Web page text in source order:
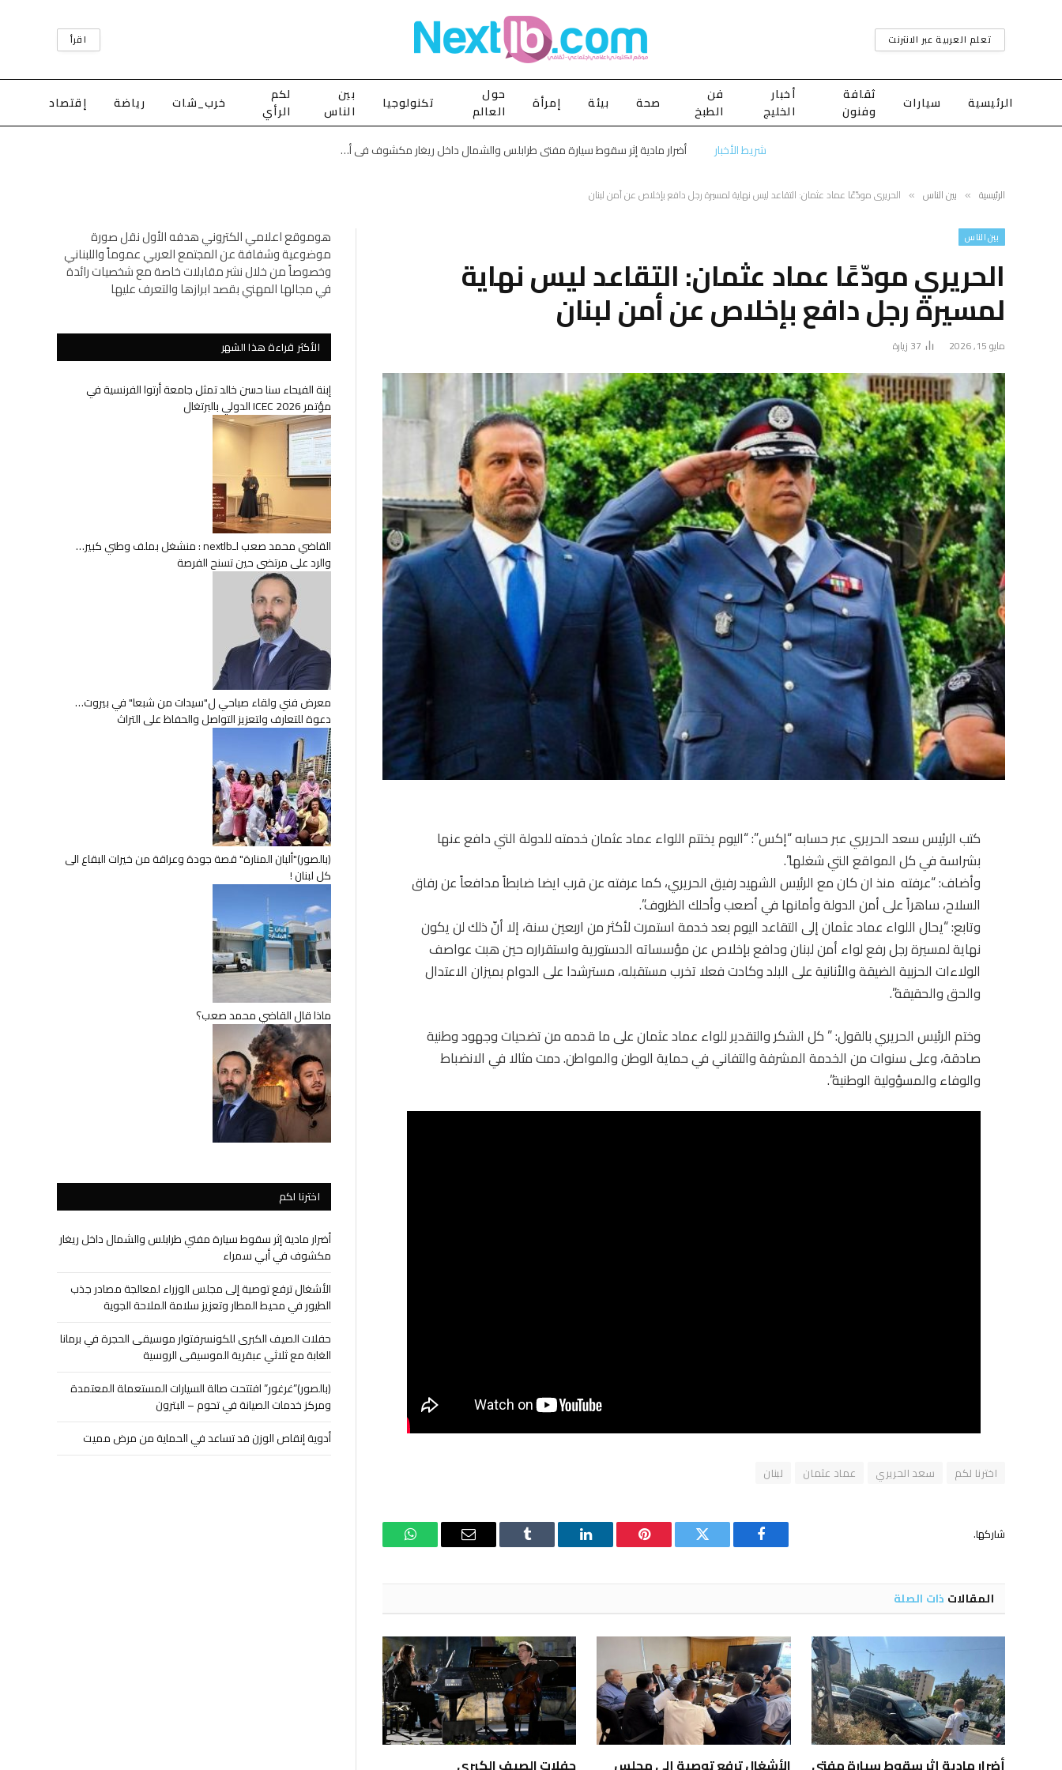
تعلم العربية عبر الانترنت اقرأ
الرئيسية سيارات
ثقافة
وفنون
أخبار
الخليج
فن
الطبخ
صحة بيئة إمرأة
حول
العالم
تكنولوجيا
بين
الناس
لكم
الرأي
خرب_شات رياضة إقتصاد
شريط الأخبار أضرار مادية إثر سقوط سيارة مفتي طرابلس والشمال داخل ريغار مكشوف في أبي سمراء
الرئيسية » بين الناس » الحريري مودّعًا عماد عثمان: التقاعد ليس نهاية لمسيرة رجل دافع بإخلاص عن أمن لبنان
بين الناس
الحريري مودّعًا عماد عثمان: التقاعد ليس نهاية
لمسيرة رجل دافع بإخلاص عن أمن لبنان
مايو 15, 2026 37 زيارة
كتب الرئيس سعد الحريري عبر حسابه “إكس”: “اليوم يختتم اللواء عماد عثمان خدمته للدولة التي دافع عنها
بشراسة في كل المواقع التي شغلها”.
وأضاف: “عرفته منذ ان كان مع الرئيس الشهيد رفيق الحريري، كما عرفته عن قرب ايضا ضابطاً مدافعاً عن رفاق
السلاح، ساهراً على أمن الدولة وأمانها في أصعب وأحلك الظروف”.
وتابع: “يحال اللواء عماد عثمان إلى التقاعد اليوم بعد خدمة استمرت لأكثر من اربعين سنة، إلا أنّ ذلك لن يكون
نهاية لمسيرة رجل رفع لواء أمن لبنان ودافع بإخلاص عن مؤسساته الدستورية واستقراره حين هبت عواصف
الولاءات الحزبية الضيقة والأنانية على البلد وكادت فعلا تخرب مستقبله، مسترشدا على الدوام بميزان الاعتدال
والحق والحقيقة”.
وختم الرئيس الحريري بالقول: ” كل الشكر والتقدير للواء عماد عثمان على ما قدمه من تضحيات وجهود وطنية
صادقة، وعلى سنوات من الخدمة المشرفة والتفاني في حماية الوطن والمواطن. دمت مثالا في الانضباط
والوفاء والمسؤولية الوطنية”.
اخترنا لكم سعد الحريري عماد عثمان لبنان
شاركها.
فيسبوك تويتر بينتيريستلينكدإن Tumblr
البريد
واتساب
المقالات ذات الصلة
هوموقع اعلامي الكتروني هدفه الأول نقل صورة
موضوعية وشفافة عن المجتمع العربي عموماً واللبناني
وخصوصاً من خلال نشر مقابلات خاصة مع شخصيات رائدة
في مجالها المهني بقصد ابرازها والتعرف عليها
الأكثر قراءة هذا الشهر
إبنة الفيحاء سنا حسن خالد تمثل جامعة أرتوا الفرنسية في
مؤتمر ICEC 2026 الدولي بالبرتغال
القاضي محمد صعب لـnextlb : منشغل بملف وطني كبير…
والرد على مرتضى حين تسنح الفرصة
معرض فني ولقاء صباحي ل"سيدات من شبعا" في بيروت…
دعوة للتعارف ولتعزيز التواصل والحفاظ على التراث
(بالصور)"ألبان المنارة" قصة جودة وعراقة من خيرات البقاع الى
كل لبنان !
ماذا قال القاضي محمد صعب؟
اخترنا لكم
أضرار مادية إثر سقوط سيارة مفتي طرابلس والشمال داخل ريغار
مكشوف في أبي سمراء
الأشغال ترفع توصية إلى مجلس الوزراء لمعالجة مصادر جذب
الطيور في محيط المطار وتعزيز سلامة الملاحة الجوية
حفلات الصيف الكبرى للكونسرفتوار موسيقى الحجرة في برمانا
الغابة مع ثلاثي عبقرية الموسيقى الروسية
(بالصور)”غرغور” افتتحت صالة السيارات المستعملة المعتمدة
ومركز خدمات الصيانة في تحوم – البترون
أدوية إنقاص الوزن قد تساعد في الحماية من مرض مميت